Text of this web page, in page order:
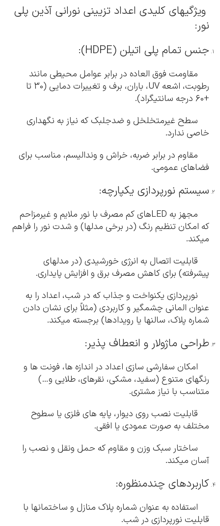
ویژگیهای کلیدی اعداد تزیینی نورانی آذین پلی
نور:
جنس تمام پلی اتیلن (HDPE):
مقاومت فوق العاده در برابر عوامل محیطی مانند
رطوبت، اشعه UV، باران، برف و تغییرات دمایی (30 تا
+60 درجه سانتیگراد).
سطح غیرمتخلخل و ضدجلبک که نیاز به نگهداری
خاصی ندارد.
مقاوم در برابر ضربه، خراش و وندالیسم، مناسب برای
فضاهای عمومی.
سیستم نورپردازی یکپارچه:
مجهز به LEDهای کم مصرف با نور ملایم و غیرمزاحم
که امکان تنظیم رنگ (در برخی مدلها) و شدت نور را فراهم
میکند.
قابلیت اتصال به انرژی خورشیدی (در مدلهای
پیشرفته) برای کاهش مصرف برق و افزایش پایداری.
نورپردازی یکنواخت و جذاب که در شب، اعداد را به
عنوان المانی چشمگیر و کاربردی (مثلاً برای نشان دادن
شماره پلاک، سالنها یا رویدادها) برجسته میکند.
طراحی ماژولار و انعطاف پذیر:
امکان سفارشی سازی اعداد در اندازه ها، فونت ها و
رنگهای متنوع (سفید، مشکی، نقرهای، طلایی و…)
متناسب با نیاز مشتری.
قابلیت نصب روی دیوار، پایه های فلزی یا سطوح
مختلف به صورت عمودی یا افقی.
ساختار سبک وزن و مقاوم که حمل ونقل و نصب را
آسان میکند.
کاربردهای چندمنظوره:
استفاده به عنوان شماره پلاک منازل و ساختمانها با
قابلیت نورپردازی در شب.